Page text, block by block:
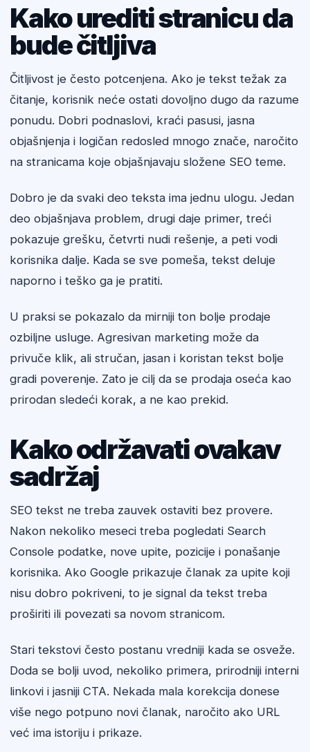
Kako urediti stranicu da
bude čitljiva
Čitljivost je često potcenjena. Ako je tekst težak za
čitanje, korisnik neće ostati dovoljno dugo da razume
ponudu. Dobri podnaslovi, kraći pasusi, jasna
objašnjenja i logičan redosled mnogo znače, naročito
na stranicama koje objašnjavaju složene SEO teme.
Dobro je da svaki deo teksta ima jednu ulogu. Jedan
deo objašnjava problem, drugi daje primer, treći
pokazuje grešku, četvrti nudi rešenje, a peti vodi
korisnika dalje. Kada se sve pomeša, tekst deluje
naporno i teško ga je pratiti.
U praksi se pokazalo da mirniji ton bolje prodaje
ozbiljne usluge. Agresivan marketing može da
privuče klik, ali stručan, jasan i koristan tekst bolje
gradi poverenje. Zato je cilj da se prodaja oseća kao
prirodan sledeći korak, a ne kao prekid.
Kako održavati ovakav
sadržaj
SEO tekst ne treba zauvek ostaviti bez provere.
Nakon nekoliko meseci treba pogledati Search
Console podatke, nove upite, pozicije i ponašanje
korisnika. Ako Google prikazuje članak za upite koji
nisu dobro pokriveni, to je signal da tekst treba
proširiti ili povezati sa novom stranicom.
Stari tekstovi često postanu vredniji kada se osveže.
Doda se bolji uvod, nekoliko primera, prirodniji interni
linkovi i jasniji CTA. Nekada mala korekcija donese
više nego potpuno novi članak, naročito ako URL
već ima istoriju i prikaze.